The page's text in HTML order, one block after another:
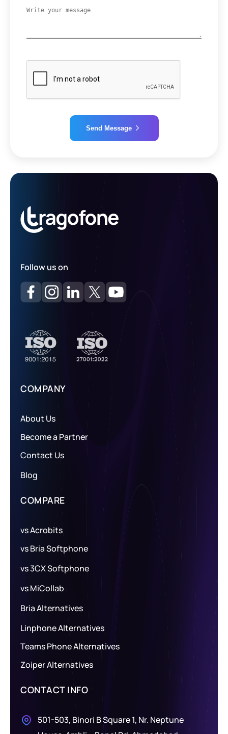
Send Message
Follow us on
COMPANY
About Us
Become a Partner
Contact Us
Blog
COMPARE
vs Acrobits
vs Bria Softphone
vs 3CX Softphone
vs MiCollab
Bria Alternatives
Linphone Alternatives
Teams Phone Alternatives
Zoiper Alternatives
CONTACT INFO
501-503, Binori B Square 1, Nr. Neptune